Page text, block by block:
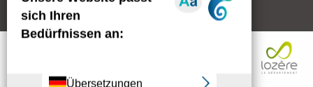
Preise
Verfügbarkeit
Professioneller Bereich